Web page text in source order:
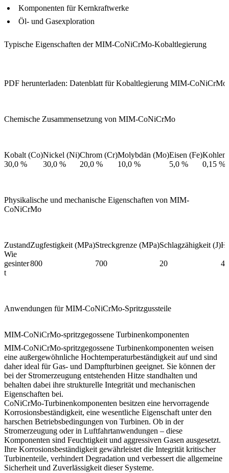
Komponenten für Kernkraftwerke
Öl- und Gasexploration
Typische Eigenschaften der MIM-CoNiCrMo-Kobaltlegierung
PDF herunterladen: Datenblatt für Kobaltlegierung MIM-CoNiCrMo
Chemische Zusammensetzung von MIM-CoNiCrMo
Kobalt (Co)Nickel (Ni)Chrom (Cr)Molybdän (Mo)Eisen (Fe)
30,0 %
30,0 % 20,0 % 10,0 % 5,0 % 0,15 %
Physikalische und mechanische Eigenschaften von MIM-
CoNiCrMo
ZustandZugfestigkeit (MPa)Streckgrenze (MPa)Schlagzähigkeit (J)
Wie
gesinter
t
800 700 20 45
Anwendungen für MIM-CoNiCrMo-Spritzgussteile
MIM-CoNiCrMo-spritzgegossene Turbinenkomponenten
MIM-CoNiCrMo-spritzgegossene Turbinenkomponenten weisen
eine außergewöhnliche Hochtemperaturbeständigkeit auf und sind
daher ideal für Gas- und Dampfturbinen geeignet. Sie können der
bei der Stromerzeugung entstehenden Hitze standhalten und
behalten dabei ihre strukturelle Integrität und mechanischen
Eigenschaften bei.
CoNiCrMo-Turbinenkomponenten besitzen eine hervorragende
Korrosionsbeständigkeit, eine wesentliche Eigenschaft unter den
harschen Betriebsbedingungen von Turbinen. Ob in der
Stromerzeugung oder in Luftfahrtanwendungen – diese
Komponenten sind Feuchtigkeit und aggressiven Gasen ausgesetzt.
Ihre Korrosionsbeständigkeit gewährleistet die Integrität kritischer
Turbinenteile, verhindert Degradation und verbessert die allgemeine
Sicherheit und Zuverlässigkeit dieser Systeme.